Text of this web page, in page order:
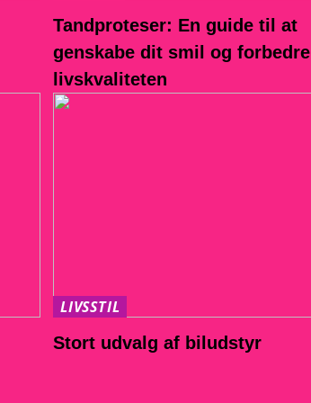
Tandproteser: En guide til at
genskabe dit smil og forbedre
livskvaliteten
LIVSSTIL
Stort udvalg af biludstyr